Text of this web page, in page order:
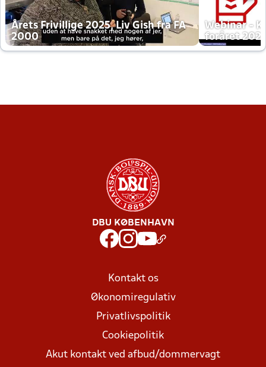
Årets Frivillige 2025, Liv Gish fra FA
2000
Webinar -
foråret
DBU KØBENHAVN
Kontakt os
Økonomiregulativ
Privatlivspolitik
Cookiepolitik
Akut kontakt ved afbud/dommervagt